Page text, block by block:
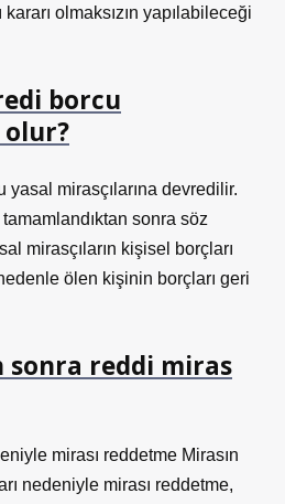
olmaksızın yapılabileceği
borcu
olur?
mirasçılarına devredilir.
sonra söz
mirasçıların kişisel borçları
ölen kişinin borçları geri
sonra reddi miras
mirası reddetme Mirasın
nedeniyle mirası reddetme,